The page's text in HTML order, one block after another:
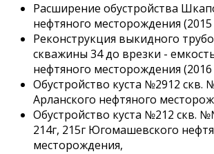
Расширение обустройства
нефтяного месторождения (2015
Реконструкция выкидного
скважины 34 до врезки -
нефтяного месторождения (2016
Обустройство куста №2912 скв.
Арланского нефтяного
Обустройство куста №212 скв.
214г, 215г Югомашевского
месторождения,